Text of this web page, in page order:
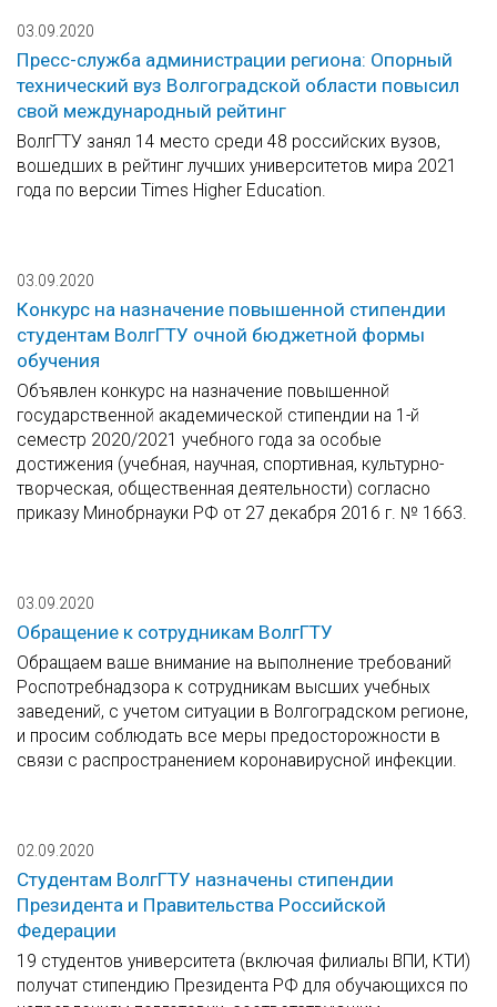
03.09.2020
Пресс-служба администрации региона: Опорный
технический вуз Волгоградской области повысил
свой международный рейтинг
ВолгГТУ занял 14 место среди 48 российских вузов,
вошедших в рейтинг лучших университетов мира 2021
года по версии Times Higher Education.
03.09.2020
Конкурс на назначение повышенной стипендии
студентам ВолгГТУ очной бюджетной формы
обучения
Объявлен конкурс на назначение повышенной
государственной академической стипендии на 1-й
семестр 2020/2021 учебного года за особые
достижения (учебная, научная, спортивная, культурно-
творческая, общественная деятельности) согласно
приказу Минобрнауки РФ от 27 декабря 2016 г. № 1663.
03.09.2020
Обращение к сотрудникам ВолгГТУ
Обращаем ваше внимание на выполнение требований
Роспотребнадзора к сотрудникам высших учебных
заведений, с учетом ситуации в Волгоградском регионе,
и просим соблюдать все меры предосторожности в
связи с распространением коронавирусной инфекции.
02.09.2020
Студентам ВолгГТУ назначены стипендии
Президента и Правительства Российской
Федерации
19 студентов университета (включая филиалы ВПИ, КТИ)
получат стипендию Президента РФ для обучающихся по